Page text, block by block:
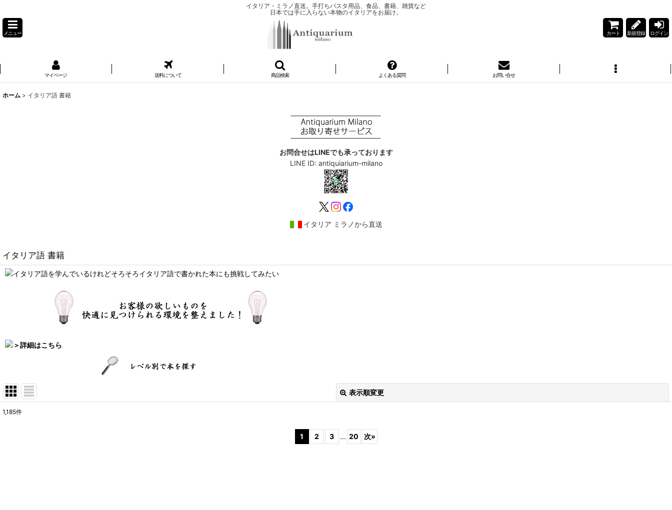
イタリア・ミラノ直送。手打ちパスタ用品、食品、書籍、雑貨など
日本では手に入らない本物のイタリアをお届け。
メニュー カート 新規登録 ログイン
マイページ 送料について 商品検索 よくある質問 お問い合せ
ホーム > イタリア語 書籍
お問合せはLINEでも承っております
LINE ID: antiquiarium-milano
イタリア ミラノから直送
イタリア語 書籍
表示順変更
1,185件
1 2 3 ... 20 次»